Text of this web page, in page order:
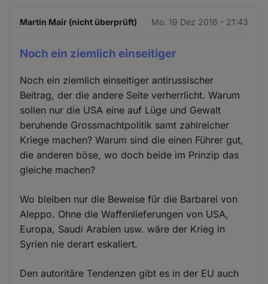
Martin Mair (nicht überprüft) Mo. 19 Dez 2016 - 21:43
Noch ein ziemlich einseitiger
Noch ein ziemlich einseitiger antirussischer
Beitrag, der die andere Seite verherrlicht. Warum
sollen nur die USA eine auf Lüge und Gewalt
beruhende Grossmachtpolitik samt zahlreicher
Kriege machen? Warum sind die einen Führer gut,
die anderen böse, wo doch beide im Prinzip das
gleiche machen?
Wo bleiben nur die Beweise für die Barbarei von
Aleppo. Ohne die Waffenlieferungen von USA,
Europa, Saudi Arabien usw. wäre der Krieg in
Syrien nie derart eskaliert.
Den autoritäre Tendenzen gibt es in der EU auch